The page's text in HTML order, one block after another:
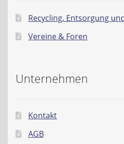
Recycling, Entsorgung
Vereine & Foren
Unternehmen
Kontakt
AGB